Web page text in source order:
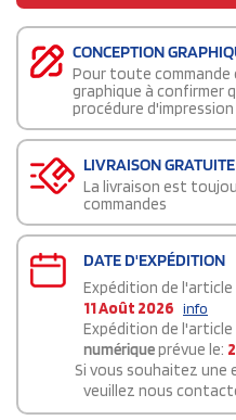
CONCEPTION
Pour toute
graphique à confirmer
procédure
LIVRAISON GRATUITE
La livraison est
commandes
DATE D'EXPÉDITION
Expédition de l'article
11 Août 2026 info
Expédition de l'article
numériqueprévue le:
Si vous souhaitez une
veuillez nous